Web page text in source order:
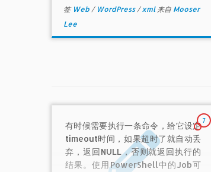
签 Web/ WordPress/xml 来自 Mooser
Lee
7
有时候需要执行一条命令，给它设定
timeout时间，如果超时了就自动丢
弃，返回NULL，否则就返回执行的
结果。使用PowerShell中的Job可